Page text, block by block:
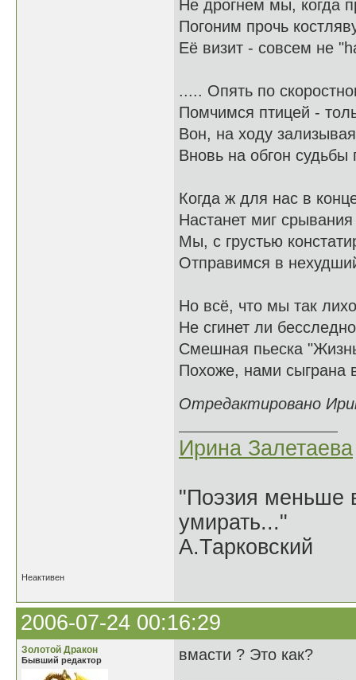
Не дрогнем мы, когда
Погоним прочь
Её визит - совсем не
..... Опять по
Помчимся птицей -
Вон, на ходу
Вновь на обгон
Когда ж для нас в
Настанет миг
Мы, с грустью
Отправимся в
Но всё, что мы так
Не сгинет ли
Смешная пьеска
Похоже, нами сыграна
Отредактировано
Ирина Залетаева
"Поэзия меньше
умирать..."
А.Тарковский
Неактивен
2006-07-24 00:16:29
Золотой Дракон
Бывший редактор вмасти ? Это как?